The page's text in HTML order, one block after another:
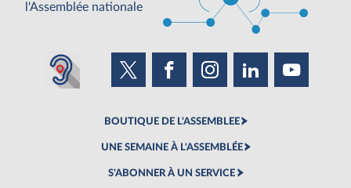
l'Assemblée nationale
BOUTIQUE DE L'ASSEMBLEE
UNE SEMAINE À L'ASSEMBLÉE
S'ABONNER À UN SERVICE